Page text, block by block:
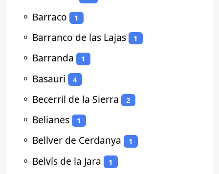
⚬ Barraco 1
⚬ Barranco de las Lajas 1
⚬ Barranda 1
⚬ Basauri 4
⚬ Becerril de la Sierra 2
⚬ Belianes 1
⚬ Bellver de Cerdanya 1
⚬ Belvís de la Jara 1